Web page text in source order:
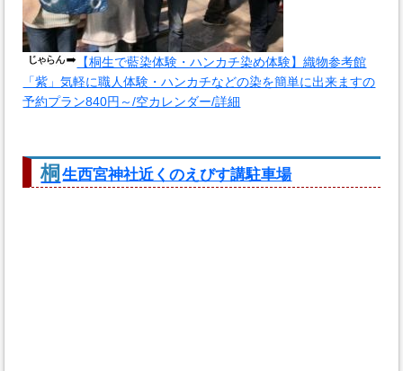
【桐生で藍染体験・ハンカチ染め体験】織物参考館
「紫」気軽に職人体験・ハンカチなどの染を簡単に出来ますの
予約プラン840円～/空カレンダー/詳細
桐 生西宮神社近くのえびす講駐車場